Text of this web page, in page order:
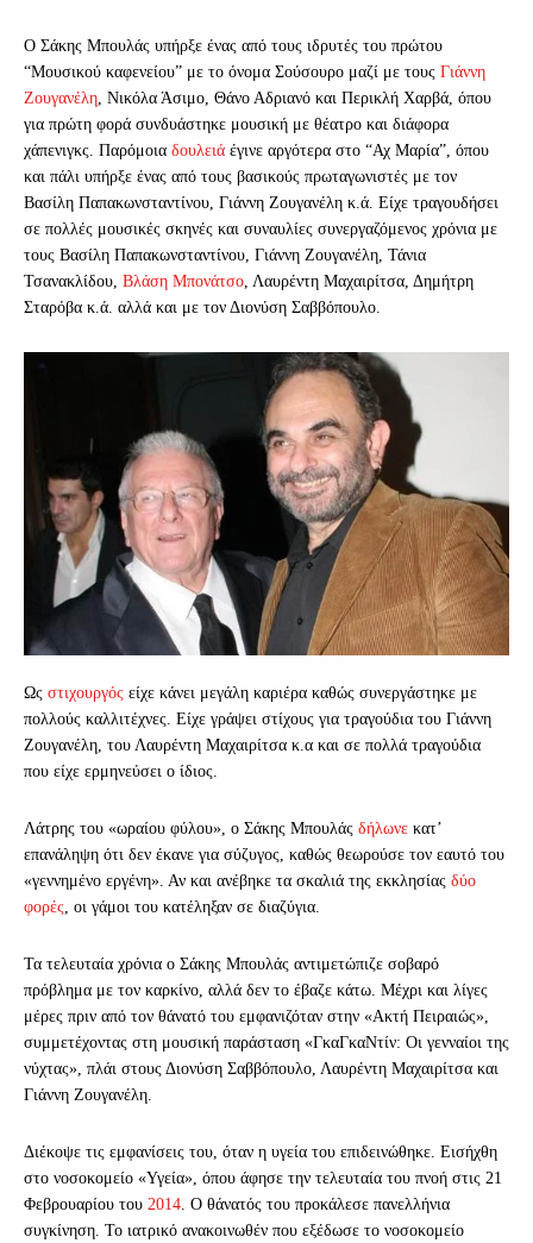
Ο Σάκης Μπουλάς υπήρξε ένας από τους ιδρυτές του πρώτου
“Μουσικού καφενείου” με το όνομα Σούσουρο μαζί με τους Γιάννη
Ζουγανέλη , Νικόλα Άσιμο, Θάνο Αδριανό και Περικλή Χαρβά, όπου
για πρώτη φορά συνδυάστηκε μουσική με θέατρο και διάφορα
χάπενιγκς. Παρόμοια δουλειά έγινε αργότερα στο “Αχ Μαρία”, όπου
και πάλι υπήρξε ένας από τους βασικούς πρωταγωνιστές με τον
Βασίλη Παπακωνσταντίνου, Γιάννη Ζουγανέλη κ.ά. Είχε τραγουδήσει
σε πολλές μουσικές σκηνές και συναυλίες συνεργαζόμενος χρόνια με
τους Βασίλη Παπακωνσταντίνου, Γιάννη Ζουγανέλη, Τάνια
Τσανακλίδου, Βλάση Μπονάτσο , Λαυρέντη Μαχαιρίτσα, Δημήτρη
Σταρόβα κ.ά. αλλά και με τον Διονύση Σαββόπουλο.
Ως στιχουργός είχε κάνει μεγάλη καριέρα καθώς συνεργάστηκε με
πολλούς καλλιτέχνες. Είχε γράψει στίχους για τραγούδια του Γιάννη
Ζουγανέλη, του Λαυρέντη Μαχαιρίτσα κ.α και σε πολλά τραγούδια
που είχε ερμηνεύσει ο ίδιος.
Λάτρης του «ωραίου φύλου», ο Σάκης Μπουλάς δήλωνε κατ’
επανάληψη ότι δεν έκανε για σύζυγος, καθώς θεωρούσε τον εαυτό του
«γεννημένο εργένη». Αν και ανέβηκε τα σκαλιά της εκκλησίας δύο
φορές , οι γάμοι του κατέληξαν σε διαζύγια.
Τα τελευταία χρόνια ο Σάκης Μπουλάς αντιμετώπιζε σοβαρό
πρόβλημα με τον καρκίνο, αλλά δεν το έβαζε κάτω. Μέχρι και λίγες
μέρες πριν από τον θάνατό του εμφανιζόταν στην «Ακτή Πειραιώς»,
συμμετέχοντας στη μουσική παράσταση «ΓκαΓκαΝτίν: Οι γενναίοι της
νύχτας», πλάι στους Διονύση Σαββόπουλο, Λαυρέντη Μαχαιρίτσα και
Γιάννη Ζουγανέλη.
Διέκοψε τις εμφανίσεις του, όταν η υγεία του επιδεινώθηκε. Εισήχθη
στο νοσοκομείο «Υγεία», όπου άφησε την τελευταία του πνοή στις 21
Φεβρουαρίου του 2014 . Ο θάνατός του προκάλεσε πανελλήνια
συγκίνηση. Το ιατρικό ανακοινωθέν που εξέδωσε το νοσοκομείο